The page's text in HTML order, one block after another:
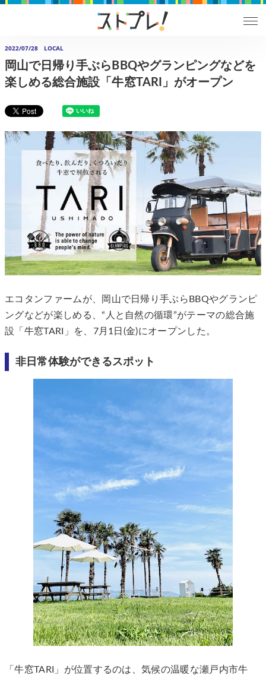
2022/07/28 LOCAL
岡山で日帰り手ぶらBBQやグランピングなどを
楽しめる総合施設「牛窓TARI」がオープン
エコタンファームが、岡山で日帰り手ぶらBBQやグランピ
ングなどが楽しめる、“人と自然の循環”がテーマの総合施
設「牛窓TARI」を、7月1日(金)にオープンした。
非日常体験ができるスポット
「牛窓TARI」が位置するのは、気候の温暖な瀬戸内市牛